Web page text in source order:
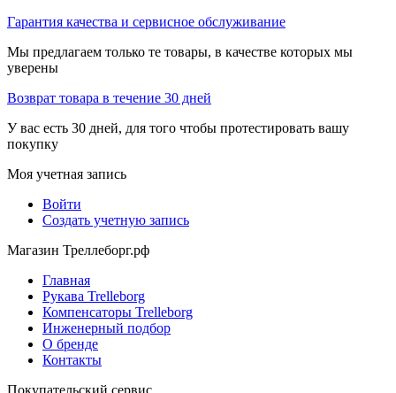
Гарантия качества и сервисное обслуживание
Мы предлагаем только те товары, в качестве которых мы
уверены
Возврат товара в течение 30 дней
У вас есть 30 дней, для того чтобы протестировать вашу
покупку
Моя учетная запись
Войти
Создать учетную запись
Магазин Треллеборг.рф
Главная
Рукава Trelleborg
Компенсаторы Trelleborg
Инженерный подбор
О бренде
Контакты
Покупательский сервис